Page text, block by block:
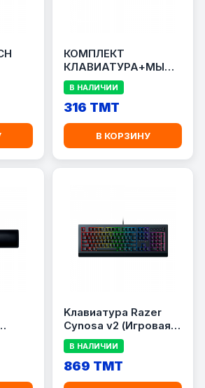
КОМПЛЕКТ
КЛАВИАТУРА+МЫШЬ
RAPOO 8000M
В НАЛИЧИИ
316 TMT
В КОРЗИНУ
Kлавиатура Razer
Cynosa v2 (Игровая
мембранная
клавиатура с
подсветкой Chroma)
В НАЛИЧИИ
869 TMT